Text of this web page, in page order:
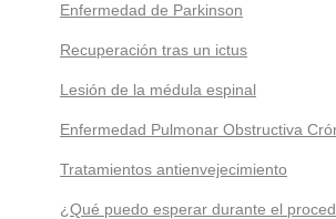
Enfermedad de Parkinson
Recuperación tras un ictus
Lesión de la médula espinal
Enfermedad Pulmonar Obstructiva
Tratamientos antienvejecimiento
¿Qué puedo esperar durante el